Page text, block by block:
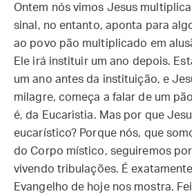
Ontem nós vimos Jesus
sinal, no entanto, aponta para
ao povo pão multiplicado em
Ele irá instituir um ano depois.
um ano antes da instituição, e
milagre, começa a falar de um
é, da Eucaristia. Mas por que
eucarístico? Porque nós, que
do Corpo místico, seguiremos
vivendo tribulações. É
Evangelho de hoje nos mostra.